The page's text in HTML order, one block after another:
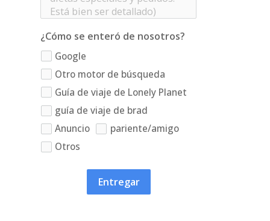
¿Cómo se enteró de nosotros?
Google
Otro motor de búsqueda
Guía de viaje de Lonely Planet
guía de viaje de brad
Anuncio
pariente/amigo
Otros
Entregar